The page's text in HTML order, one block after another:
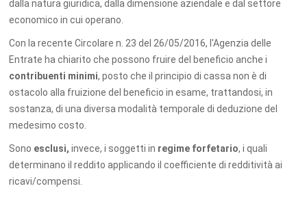
dalla natura giuridica, dalla dimensione aziendale e dal settore
economico in cui operano.
Con la recente Circolare n. 23 del 26/05/2016, l'Agenzia delle
Entrate ha chiarito che possono fruire del beneficio anche i
contribuenti minimi, posto che il principio di cassa non è di
ostacolo alla fruizione del beneficio in esame, trattandosi, in
sostanza, di una diversa modalità temporale di deduzione del
medesimo costo.
Sono esclusi, invece, i soggetti in regime forfetario, i quali
determinano il reddito applicando il coefficiente di redditività ai
ricavi/compensi.